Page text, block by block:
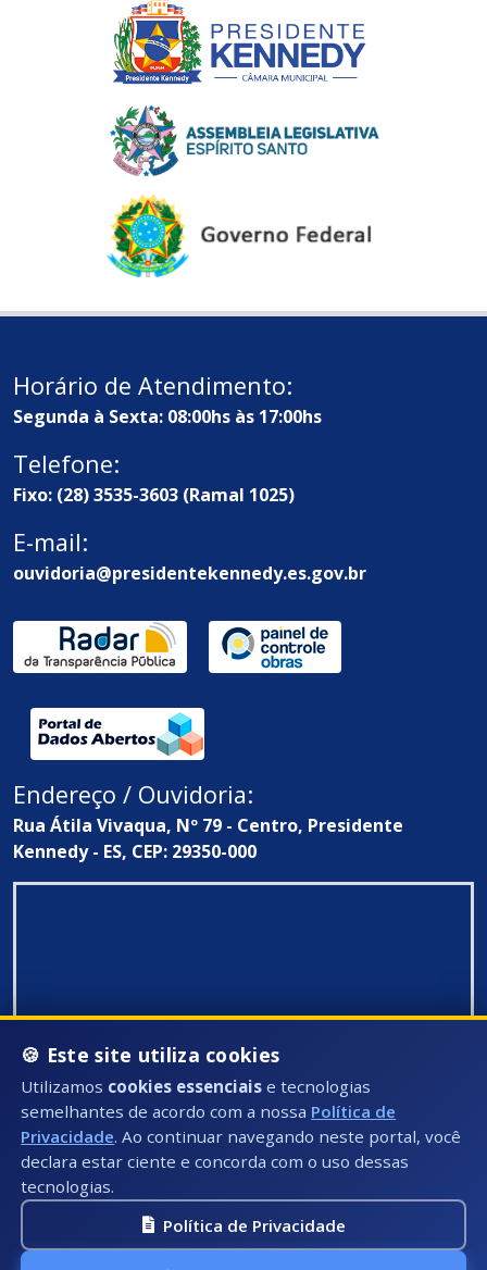
Horário de Atendimento:
Segunda à Sexta: 08:00hs às 17:00hs
Telefone:
Fixo: (28) 3535-3603 (Ramal 1025)
E-mail:
ouvidoria@presidentekennedy.es.gov.br
Endereço / Ouvidoria:
Rua Átila Vivaqua, Nº 79 - Centro, Presidente
Kennedy - ES, CEP: 29350-000
Todos Direitos Reservados ©: 2026
🍪 Este site utiliza cookies
Utilizamos cookies essenciais e tecnologias
semelhantes de acordo com a nossa Política de
Privacidade. Ao continuar navegando neste portal, você
declara estar ciente e concorda com o uso dessas
tecnologias.
Política de Privacidade